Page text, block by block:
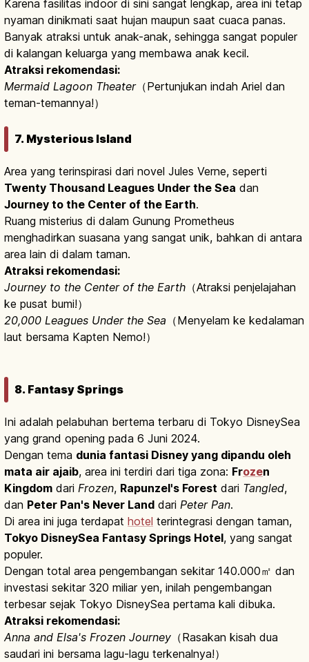
Karena fasilitas indoor di sini sangat lengkap, area ini tetap
nyaman dinikmati saat hujan maupun saat cuaca panas.
Banyak atraksi untuk anak-anak, sehingga sangat populer
di kalangan keluarga yang membawa anak kecil.
Atraksi rekomendasi:
Mermaid Lagoon Theater（Pertunjukan indah Ariel dan
teman-temannya!）
7. Mysterious Island
Area yang terinspirasi dari novel Jules Verne, seperti
Twenty Thousand Leagues Under the Sea dan
Journey to the Center of the Earth.
Ruang misterius di dalam Gunung Prometheus
menghadirkan suasana yang sangat unik, bahkan di antara
area lain di dalam taman.
Atraksi rekomendasi:
Journey to the Center of the Earth （Atraksi penjelajahan
ke pusat bumi!）
20,000 Leagues Under the Sea （Menyelam ke kedalaman
laut bersama Kapten Nemo!）
8. Fantasy Springs
Ini adalah pelabuhan bertema terbaru di Tokyo DisneySea
yang grand opening pada 6 Juni 2024.
Dengan tema dunia fantasi Disney yang dipandu oleh
mata air ajaib, area ini terdiri dari tiga zona: Frozen
Kingdom dari Frozen, Rapunzel's Forest dari Tangled,
dan Peter Pan's Never Land dari Peter Pan.
Di area ini juga terdapat hotel terintegrasi dengan taman,
Tokyo DisneySea Fantasy Springs Hotel, yang sangat
populer.
Dengan total area pengembangan sekitar 140.000㎡ dan
investasi sekitar 320 miliar yen, inilah pengembangan
terbesar sejak Tokyo DisneySea pertama kali dibuka.
Atraksi rekomendasi:
Anna and Elsa's Frozen Journey （Rasakan kisah dua
saudari ini bersama lagu-lagu terkenalnya!）